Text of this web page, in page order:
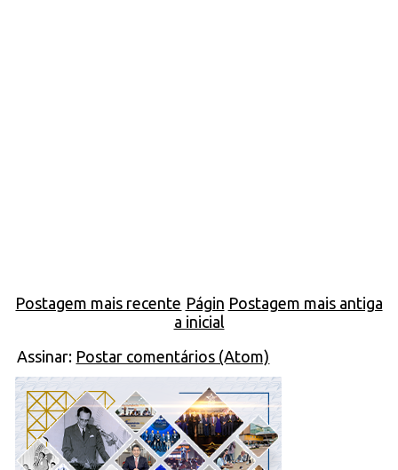
Postagem mais recente Postagem mais antiga
Págin
a inicial
Assinar: Postar comentários (Atom)